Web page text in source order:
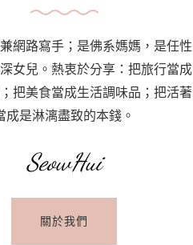
網路寫手；是佛系媽媽，是任性
女兒。熱衷於分享：把旅行當成
把美食當成生活調味品；把活著
成是淋漓盡致的本錢。
SeowHui
關於我們